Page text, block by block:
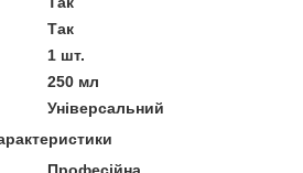
Так
1 шт.
250 мл
Універсальний
Професійна